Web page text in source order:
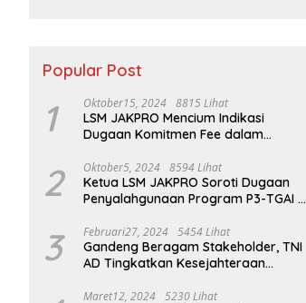
Popular Post
1 Oktober15, 2024 8815 Lihat
LSM JAKPRO Mencium Indikasi
Dugaan Komitmen Fee dalam
Sukapura
2 Oktober5, 2024 8594 Lihat
Ketua LSM JAKPRO Soroti Dugaan
Penyalahgunaan Program P3-TGAI di
3 Februari27, 2024 5454 Lihat
Gandeng Beragam Stakeholder, TNI
AD Tingkatkan Kesejahteraan
Maret12, 2024 5230 Lihat